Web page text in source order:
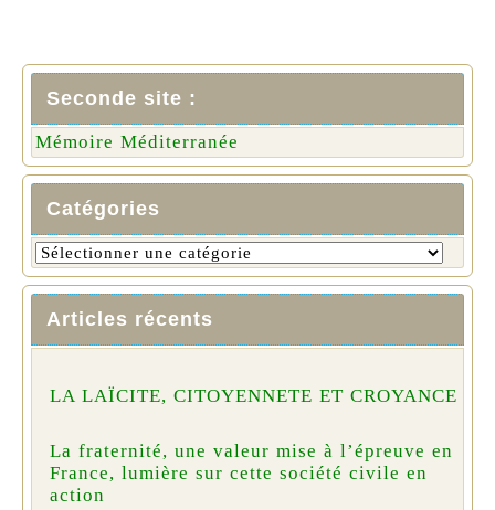
Seconde site :
Mémoire Méditerranée
Catégories
Articles récents
LA LAÏCITE, CITOYENNETE ET CROYANCE
La fraternité, une valeur mise à l’épreuve en
France, lumière sur cette société civile en
action